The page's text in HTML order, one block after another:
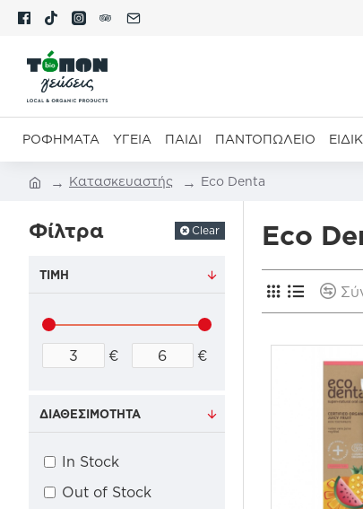
ΡΟΦΉΜΑΤΑ ΥΓΕΊΑ ΠΑΙΔΊ ΠΑΝΤΟΠΩΛΕΊΟ
Κατασκευαστής Eco Denta
Φίλτρα Clear
ΤΙΜΉ
€ €
ΔΙΑΘΕΣΙΜΌΤΗΤΑ
In Stock
Out of Stock
Eco